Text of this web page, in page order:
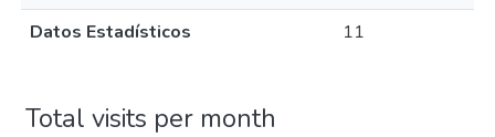
Datos Estadísticos
11
Total visits per month